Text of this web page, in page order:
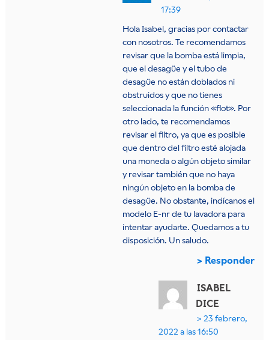
17:39
Hola Isabel, gracias por contactar
con nosotros. Te recomendamos
revisar que la bomba está limpia,
que el desagüe y el tubo de
desagüe no están doblados ni
obstruidos y que no tienes
seleccionada la función «flot». Por
otro lado, te recomendamos
revisar el filtro, ya que es posible
que dentro del filtro esté alojada
una moneda o algún objeto similar
y revisar también que no haya
ningún objeto en la bomba de
desagüe. No obstante, indícanos el
modelo E-nr de tu lavadora para
intentar ayudarte. Quedamos a tu
disposición. Un saludo.
Responder
ISABEL
DICE
23 febrero,
2022 a las 16:50